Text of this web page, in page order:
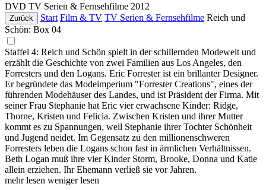
DVD TV Serien & Fernsehfilme 2012
Zurück Start Film & TV TV Serien & Fernsehfilme Reich und
Schön: Box 04
Staffel 4: Reich und Schön spielt in der schillernden Modewelt und
erzählt die Geschichte von zwei Familien aus Los Angeles, den
Forresters und den Logans. Eric Forrester ist ein brillanter Designer.
Er begründete das Modeimperium "Forrester Creations", eines der
führenden Modehäuser des Landes, und ist Präsident der Firma. Mit
seiner Frau Stephanie hat Eric vier erwachsene Kinder: Ridge,
Thorne, Kristen und Felicia. Zwischen Kristen und ihrer Mutter
kommt es zu Spannungen, weil Stephanie ihrer Tochter Schönheit
und Jugend neidet. Im Gegensatz zu den millionenschweren
Forresters leben die Logans schon fast in ärmlichen Verhältnissen.
Beth Logan muß ihre vier Kinder Storm, Brooke, Donna und Katie
allein erziehen. Ihr Ehemann verließ sie vor Jahren.
mehr lesen weniger lesen